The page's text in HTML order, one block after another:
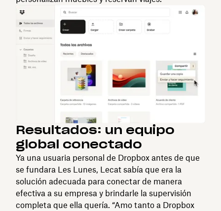
Resultados: un equipo
global conectado
Ya una usuaria personal de Dropbox antes de que
se fundara Les Lunes, Lecat sabía que era la
solución adecuada para conectar de manera
efectiva a su empresa y brindarle la supervisión
completa que ella quería. “Amo tanto a Dropbox